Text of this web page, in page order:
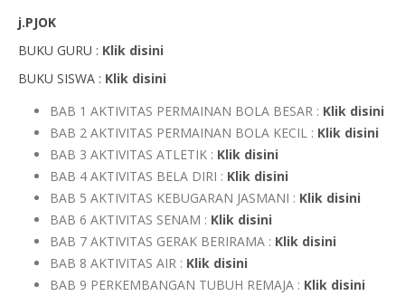
j.PJOK
BUKU GURU : Klik disini
BUKU SISWA : Klik disini
BAB 1 AKTIVITAS PERMAINAN BOLA BESAR : Klik disini
BAB 2 AKTIVITAS PERMAINAN BOLA KECIL : Klik disini
BAB 3 AKTIVITAS ATLETIK : Klik disini
BAB 4 AKTIVITAS BELA DIRI : Klik disini
BAB 5 AKTIVITAS KEBUGARAN JASMANI : Klik disini
BAB 6 AKTIVITAS SENAM : Klik disini
BAB 7 AKTIVITAS GERAK BERIRAMA : Klik disini
BAB 8 AKTIVITAS AIR : Klik disini
BAB 9 PERKEMBANGAN TUBUH REMAJA : Klik disini